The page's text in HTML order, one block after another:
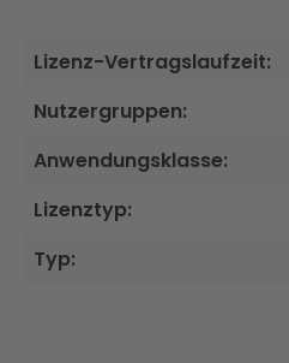
Lizenz-Vertragslaufzeit:
Nutzergruppen:
Anwendungsklasse:
Lizenztyp:
Typ: